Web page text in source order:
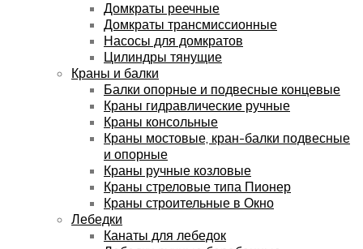
Домкраты реечные
Домкраты трансмиссионные
Насосы для домкратов
Цилиндры тянущие
Краны и балки
Балки опорные и подвесные концевые
Краны гидравлические ручные
Краны консольные
Краны мостовые, кран-балки подвесные
и опорные
Краны ручные козловые
Краны стреловые типа Пионер
Краны строительные в Окно
Лебедки
Канаты для лебедок